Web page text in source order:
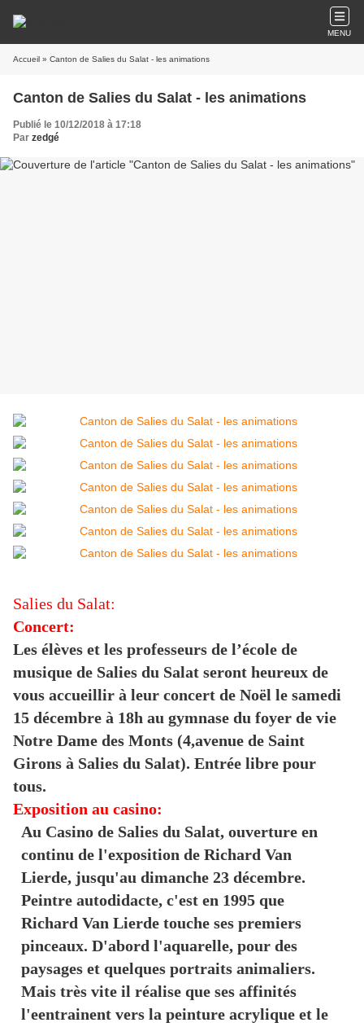
MENU
Accueil » Canton de Salies du Salat - les animations
Canton de Salies du Salat - les animations
Publié le 10/12/2018 à 17:18
Par zedgé
Salies du Salat:
Concert:
Les élèves et les professeurs de l’école de
musique de Salies du Salat seront heureux de
vous accueillir à leur concert de Noël le samedi
15 décembre à 18h au gymnase du foyer de vie
Notre Dame des Monts (4,avenue de Saint
Girons à Salies du Salat). Entrée libre pour
tous.
Exposition au casino:
Au Casino de Salies du Salat, ouverture en
continu de l'exposition de Richard Van
Lierde, jusqu'au dimanche 23 décembre.
Peintre autodidacte, c'est en 1995 que
Richard Van Lierde touche ses premiers
pinceaux. D'abord l'aquarelle, pour des
paysages et quelques portraits animaliers.
Mais très vite il réalise que ses affinités
l'eentrainent vers la peinture acrylique et le